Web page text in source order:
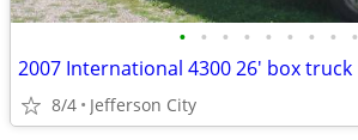
• • • • • • • • •
2007 International 4300 26' box truck
8/4 Jefferson City